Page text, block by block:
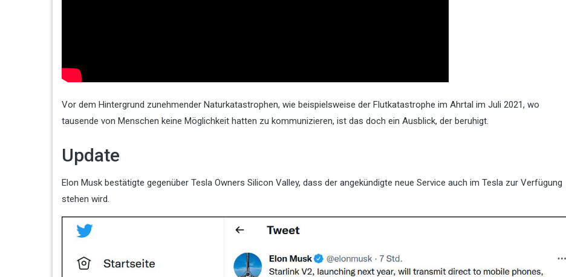
Vor dem Hintergrund zunehmender Naturkatastrophen, wie beispielsweise der Flutkatastrophe im Ahrtal im Juli 2021, wo
tausende von Menschen keine Möglichkeit hatten zu kommunizieren, ist das doch ein Ausblick, der beruhigt.
Update
Elon Musk bestätigte gegenüber Tesla Owners Silicon Valley, dass der angekündigte neue Service auch im Tesla zur Verfügung
stehen wird.